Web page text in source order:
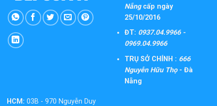
Nẵngcấp ngày
25/10/2016
ĐT: 0937.04.9966 -
0969.04.9966
TRỤ SỞ CHÍNH : 666
Nguyễn Hữu Thọ- Đà
Nẵng
HCM: 03B - 970 Nguyễn Duy